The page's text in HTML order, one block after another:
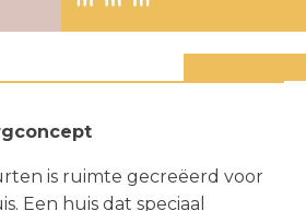
in dit deelgebied zijnNul-op-
volledig gasloos. Dat
van de wijk aan
Harplaan, staan 2
is ruimte gecreëerd voor
Een huis dat speciaal